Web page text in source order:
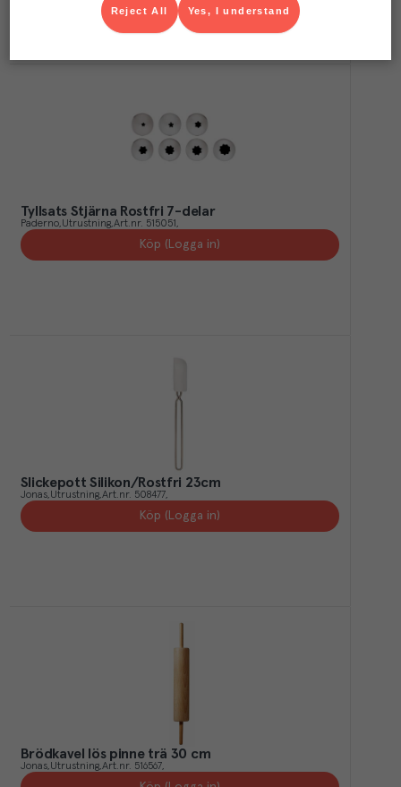
Tyllsats Stjärna Rostfri 7-delar
Paderno Utrustning Art.nr. 515051
Köp (Logga in)
Slickepott Silikon/Rostfri 23cm
Jonas Utrustning Art.nr. 508477
Köp (Logga in)
Brödkavel lös pinne trä 30 cm
Jonas Utrustning Art.nr. 516567
Yes, I understand
Reject All